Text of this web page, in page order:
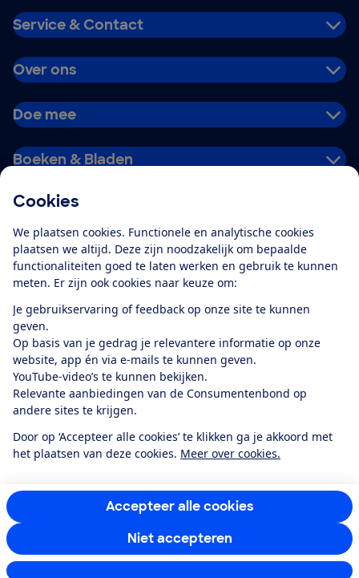
Cookies
We plaatsen cookies. Functionele en analytische cookies
plaatsen we altijd. Deze zijn noodzakelijk om bepaalde
functionaliteiten goed te laten werken en gebruik te kunnen
meten. Er zijn ook cookies naar keuze om:
Je gebruikservaring of feedback op onze site te kunnen
geven.
Op basis van je gedrag je relevantere informatie op onze
website, app én via e-mails te kunnen geven.
YouTube-video’s te kunnen bekijken.
Relevante aanbiedingen van de Consumentenbond op
andere sites te krijgen.
Door op ‘Accepteer alle cookies’ te klikken ga je akkoord met
het plaatsen van deze cookies. Meer over cookies.
Accepteer alle cookies
Niet accepteren
Service & Contact
Over ons
Doe mee
Boeken & Bladen
Alles over de
app
Algemene Voorwaarden
Privacyverklaring
Cookiebeleid
Privacyvoorkeuren
Toegankelijkheid
RSS-feed nieuws
Facebook
TwitterInstagram
YoutubeLinkedIn
12.901consumentenbeoordelen de Consumentenbondmet gemiddeld